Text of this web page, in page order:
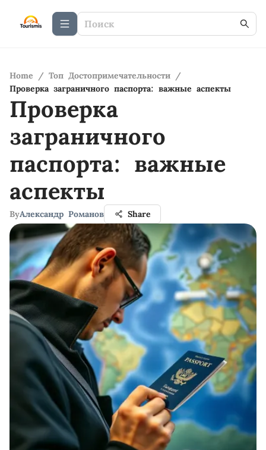
Home / Топ Достопримечательности /
Проверка заграничного паспорта: важные аспекты
Проверка
заграничного
паспорта: важные
аспекты
ByАлександр Романов Share